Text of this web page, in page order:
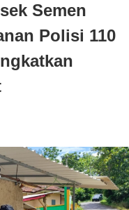
Semen
Polisi 110